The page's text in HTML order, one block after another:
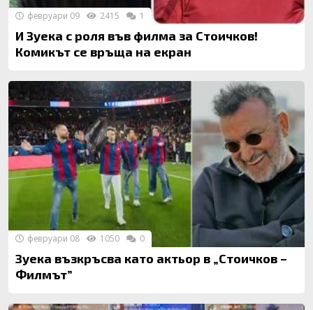
И Зуека с роля във филма за Стоичков!
Комикът се връща на екран
февруари 09 2415 1
Зуека възкръсва като актьор в „Стоичков –
Филмът”
февруари 08 1050 0